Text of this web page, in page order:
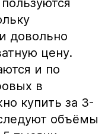
довольно
цену.
и по
в
купить за 3-
объёмы